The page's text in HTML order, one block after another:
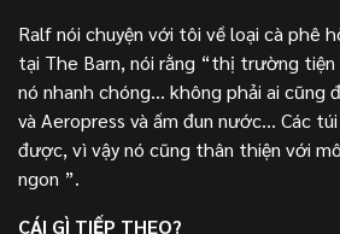
Ralf nói chuyện với tôi về loại cà phê
tại The Barn, nói rằng “thị trường
nó nhanh chóng… không phải ai cũng
và Aeropress và ấm đun nước… Các
được, vì vậy nó cũng thân thiện với
ngon ”.
CÁI GÌ TIẾP THEO?